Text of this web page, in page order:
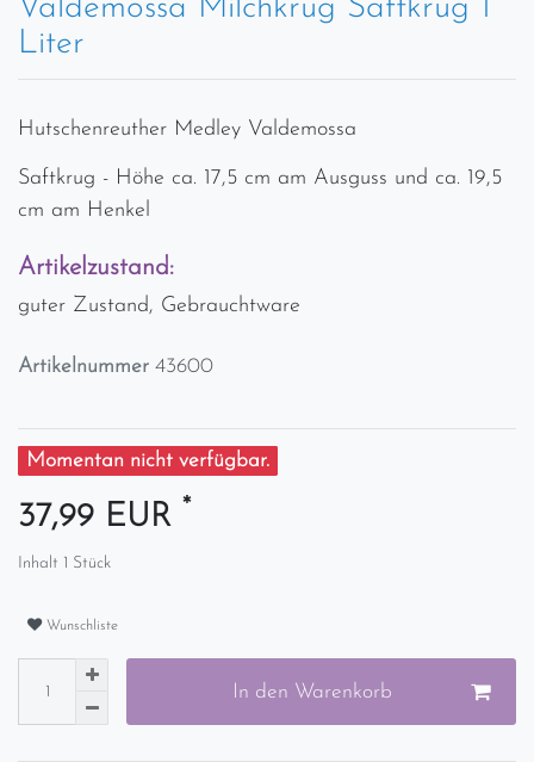
Valdemossa Milchkrug Saftkrug 1
Liter
Hutschenreuther Medley Valdemossa
Saftkrug - Höhe ca. 17,5 cm am Ausguss und ca. 19,5
cm am Henkel
Artikelzustand:
guter Zustand, Gebrauchtware
Artikelnummer 43600
Momentan nicht verfügbar.
37,99 EUR *
Inhalt 1 Stück
Wunschliste
In den Warenkorb